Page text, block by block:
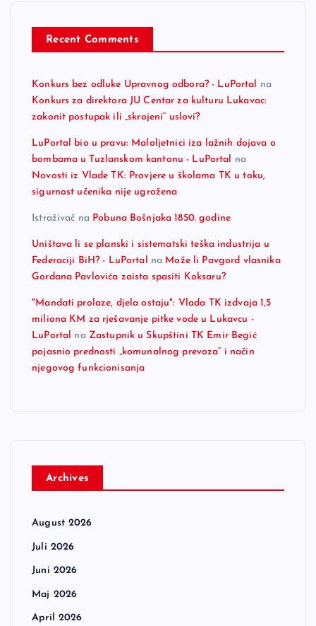
Recent Comments
Konkurs bez odluke Upravnog odbora? - LuPortal
na
Konkurs za direktora JU Centar za kulturu Lukavac:
zakonit postupak ili „skrojeni“ uslovi?
LuPortal bio u pravu: Maloljetnici iza lažnih dojava o
bombama u Tuzlanskom kantonu - LuPortal
na
Novosti iz Vlade TK: Provjere u školama TK u toku,
sigurnost učenika nije ugrožena
Istraživač na Pobuna Bošnjaka 1850. godine
Uništava li se planski i sistematski teška industrija u
Federaciji BiH? - LuPortal
na Može li Pavgord vlasnika
Gordana Pavlovića zaista spasiti Koksaru?
"Mandati prolaze, djela ostaju": Vlada TK izdvaja 1,5
miliona KM za rješavanje pitke vode u Lukavcu -
LuPortal na Zastupnik u Skupštini TK Emir Begić
pojasnio prednosti „komunalnog prevoza“ i način
njegovog funkcionisanja
Archives
August 2026
Juli 2026
Juni 2026
Maj 2026
April 2026